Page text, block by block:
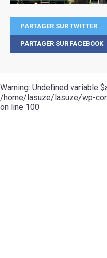
PARTAGER SUR TWITTER
PARTAGER SUR FACEBOOK
Warning: Undefined variable
/home/lasuze/lasuze/wp-
on line 100